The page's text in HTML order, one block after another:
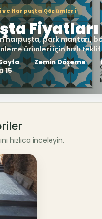
Zemin Döşeme
15
hızlıca inceleyin.